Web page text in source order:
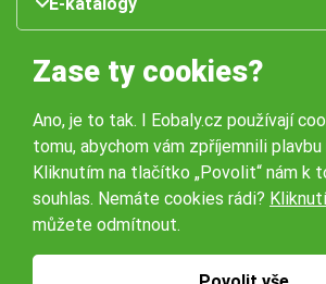
Naše pobočky:
Obchodní podmínky
Zase ty cookies?
Ano, je to tak. I Eobaly.cz používají
tomu, abychom vám zpříjemnili plavbu
Kliknutím na tlačítko „Povolit“ nám k
souhlas. Nemáte cookies rádi?
můžete odmítnout.